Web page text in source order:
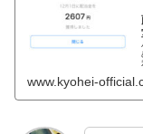
www.kyohei-